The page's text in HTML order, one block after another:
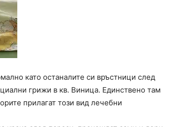
като останалите си връстници след
грижи в кв. Виница. Единствено там
прилагат този вид лечебни